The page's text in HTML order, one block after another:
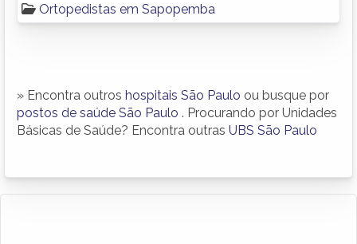
Ortopedistas em Sapopemba
» Encontra outros hospitais São Paulo ou busque por
postos de saúde São Paulo . Procurando por Unidades
Básicas de Saúde? Encontra outras UBS São Paulo